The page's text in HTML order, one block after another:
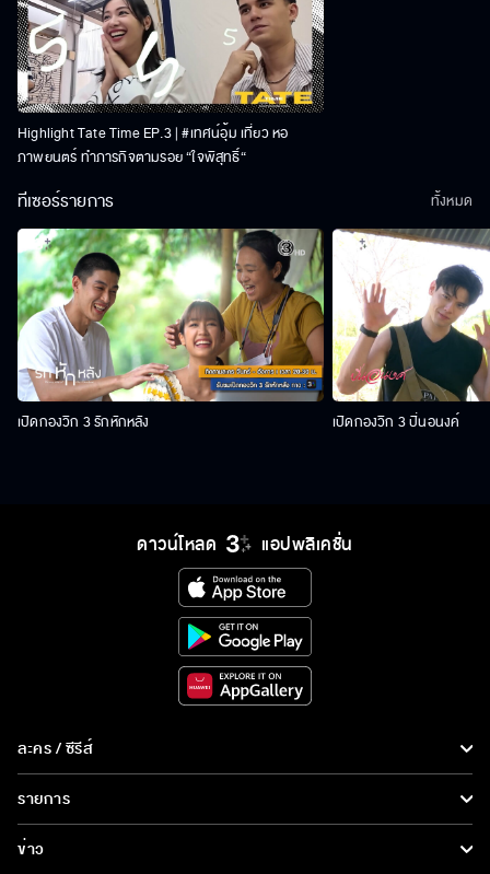
Highlight Tate Time EP.3 | #เทศน์อุ้ม เที่ยว หอ
ภาพยนตร์ ทำภารกิจตามรอย “ใจพิสุทธิ์“
ทีเซอร์รายการ
เปิดกองวิก 3 รักหักหลัง เปิดกองวิก 3 ปิ่นอนงค์
ทั้งหมด
ดาวน์โหลด แอปพลิเคชั่น
ละคร / ซีรีส์
ละคร/ซีรีส์
ซีรีส์นานาชาติ
รายการ
รายการทั้งหมด
ข่าว